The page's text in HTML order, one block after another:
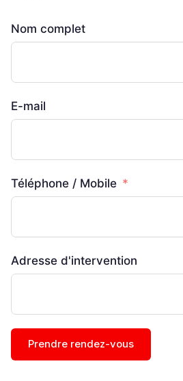
Nom complet
E-mail
Téléphone / Mobile
Adresse d'intervention
Prendre rendez-vous